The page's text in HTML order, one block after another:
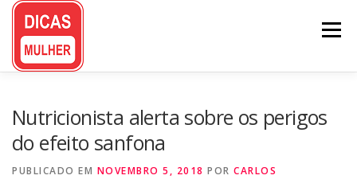
Pular
conteúdo
Menu
Nutricionista alerta sobre os perigos
do efeito sanfona
PUBLICADO EM NOVEMBRO 5, 2018 POR CARLOS